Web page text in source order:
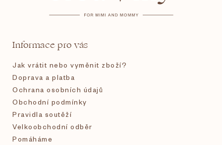
Informace pro vás
Jak vrátit nebo vyměnit zboží?
Doprava a platba
Ochrana osobních údajů
Obchodní podmínky
Pravidla soutěží
Velkoobchodní odběr
Pomáháme